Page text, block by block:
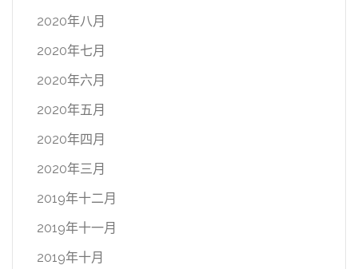
2020年八月
2020年七月
2020年六月
2020年五月
2020年四月
2020年三月
2019年十二月
2019年十一月
2019年十月